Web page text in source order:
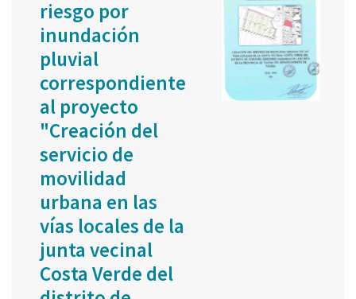
riesgo por
inundación
pluvial
correspondiente
al proyecto
"Creación del
servicio de
movilidad
urbana en las
vías locales de la
junta vecinal
Costa Verde del